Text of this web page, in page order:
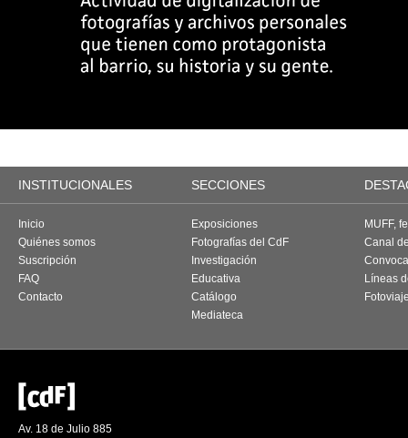
INSTITUCIONALES SECCIONES
Inicio
Quiénes somos
Suscripción
FAQ
Contacto
Exposiciones
Fotografías del CdF
Investigación
Educativa
Catálogo
Mediateca
MUFF,
Canal
Líneas
Av. 18 de Julio 885